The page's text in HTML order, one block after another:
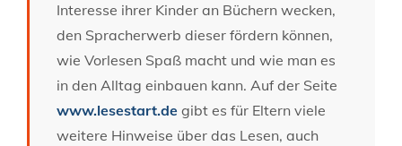
Interesse ihrer Kinder an Büchern wecken,
den Spracherwerb dieser fördern können,
wie Vorlesen Spaß macht und wie man es
in den Alltag einbauen kann. Auf der Seite
www.lesestart.de gibt es für Eltern viele
weitere Hinweise über das Lesen, auch